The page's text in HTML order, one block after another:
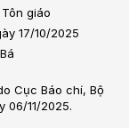
giáo
17/10/2025
Cục Báo chí, Bộ
06/11/2025.